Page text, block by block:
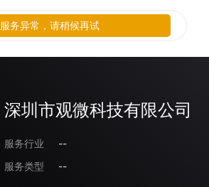
深圳市观微科技有限公司
服务行业
--
服务类型
--
服务异常，请稍候再试